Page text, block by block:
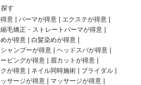
す
意 パーマが得意
エクステが得意
縮毛矯正・ストレートパーマが得意
が得意
白髪染めが得意
シャンプーが得意
ヘッドスパが得意
ビングが得意
眉カットが得意
クが得意 ネイル同時施術
ブライダル
サージが得意
マッサージが得意